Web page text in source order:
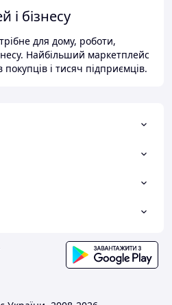
бізнесу
для дому, роботи,
Найбільший маркетплейс
і тисяч підприємців.